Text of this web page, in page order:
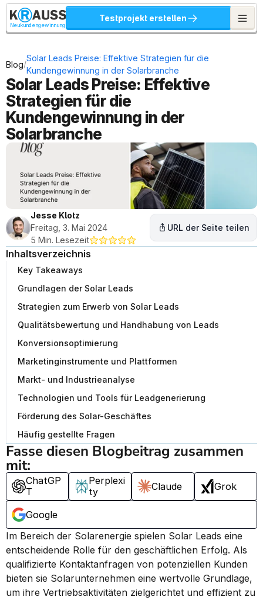
Neukundengewinnung
Testprojekt erstellen
Blog/
Solar Leads Preise: Effektive Strategien für die
Kundengewinnung in der Solarbranche
Solar Leads Preise: Effektive
Strategien für die
Kundengewinnung in der
Solarbranche
Jesse Klotz
Freitag, 3. Mai 2024
5 Min. Lesezeit
URL der Seite teilen
Inhaltsverzeichnis
Key Takeaways
Grundlagen der Solar Leads
Strategien zum Erwerb von Solar Leads
Qualitätsbewertung und Handhabung von Leads
Konversionsoptimierung
Marketinginstrumente und Plattformen
Markt- und Industrieanalyse
Technologien und Tools für Leadgenerierung
Förderung des Solar-Geschäftes
Häufig gestellte Fragen
Fasse diesen Blogbeitrag zusammen
mit:
ChatGP
T
Perplexi
ty
Claude Grok
Google
Im Bereich der Solarenergie spielen Solar Leads eine
entscheidende Rolle für den geschäftlichen Erfolg. Als
qualifizierte Kontaktanfragen von potenziellen Kunden
bieten sie Solarunternehmen eine wertvolle Grundlage,
um ihre Vertriebsaktivitäten zielgerichtet und effizient zu